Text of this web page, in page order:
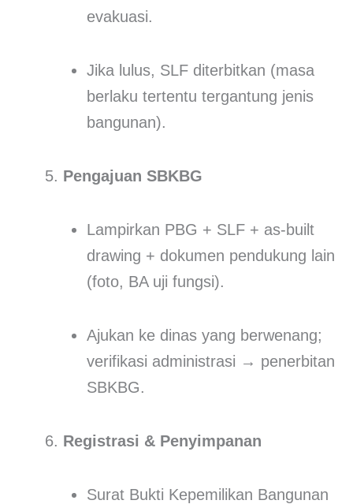
evakuasi.
Jika lulus, SLF diterbitkan (masa
berlaku tertentu tergantung jenis
bangunan).
Pengajuan SBKBG
Lampirkan PBG + SLF + as-built
drawing + dokumen pendukung lain
(foto, BA uji fungsi).
Ajukan ke dinas yang berwenang;
verifikasi administrasi → penerbitan
SBKBG.
Registrasi & Penyimpanan
Surat Bukti Kepemilikan Bangunan